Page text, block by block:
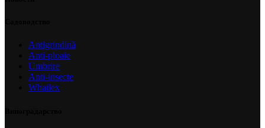
Antigrindină
Anti-ploaie
Umbrire
Anti-insecte
Whailex